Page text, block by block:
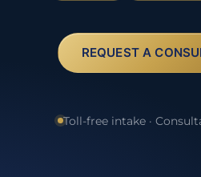
REQUEST A
Toll-free intake ·